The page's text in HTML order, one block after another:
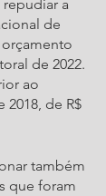
a
de
orçamento
de 2022.
ao
2018, de R$
também
que foram